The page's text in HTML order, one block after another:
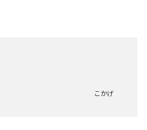
こかげ